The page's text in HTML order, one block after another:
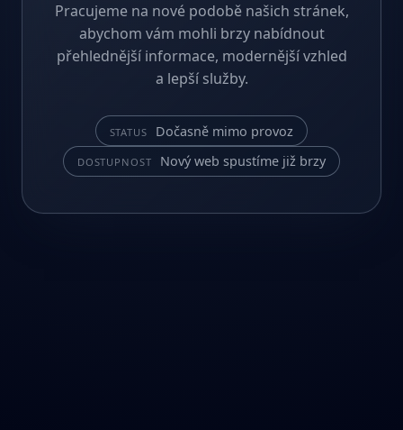
Pracujeme na nové podobě našich stránek,
abychom vám mohli brzy nabídnout
přehlednější informace, modernější vzhled
a lepší služby.
STATUS Dočasně mimo provoz
DOSTUPNOST Nový web spustíme již brzy